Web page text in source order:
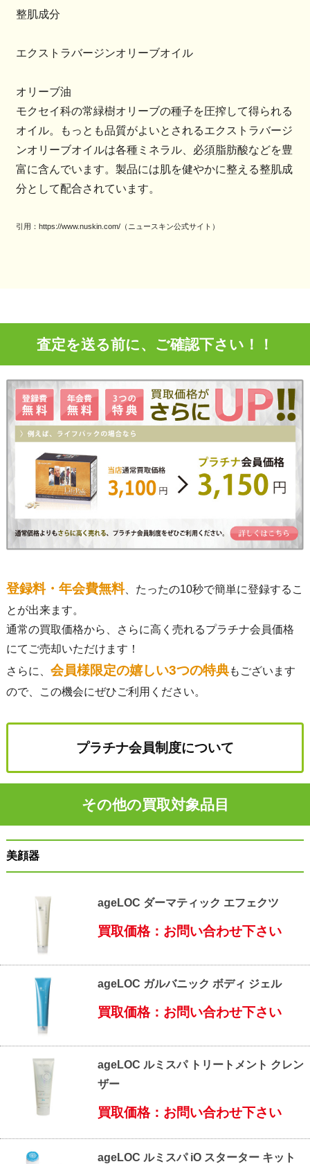
整肌成分
エクストラバージンオリーブオイル
オリーブ油
モクセイ科の常緑樹オリーブの種子を圧搾して得られる
オイル。もっとも品質がよいとされるエクストラバージ
ンオリーブオイルは各種ミネラル、必須脂肪酸などを豊
富に含んでいます。製品には肌を健やかに整える整肌成
分として配合されています。
引用：https://www.nuskin.com/（ニュースキン公式サイト）
査定を送る前に、ご確認下さい！！
登録料・年会費無料、たったの10秒で簡単に登録するこ
とが出来ます。
通常の買取価格から、さらに高く売れるプラチナ会員価格
にてご売却いただけます！
さらに、 会員様限定の嬉しい3つの特典もございます
ので、この機会にぜひご利用ください。
プラチナ会員制度について
その他の買取対象品目
美顔器
ageLOC ダーマティック エフェクツ
買取価格：お問い合わせ下さい
ageLOC ガルバニック ボディ ジェル
買取価格：お問い合わせ下さい
ageLOC ルミスパ トリートメント クレン
ザー
買取価格：お問い合わせ下さい
ageLOC ルミスパ iO スターター キット